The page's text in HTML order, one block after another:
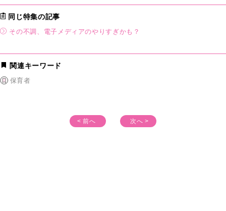
同じ特集の記事
その不調、電子メディアのやりすぎかも？
関連キーワード
保育者
< 前へ 次へ >